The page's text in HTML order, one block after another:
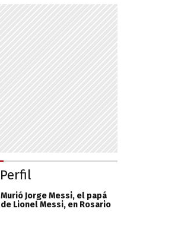
Murió Jorge Messi, el papá
de Lionel Messi, en Rosario